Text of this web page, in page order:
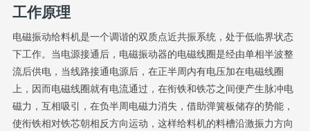
工作原理
电磁振动给料机是一个调谐的双质点近共振系统，处于低临界状态
下工作。当电源接通后，电磁振动器的电磁线圈是经由单相半波整
流后供电，当线路接通电源后，在正半周内有电压加在电磁线圈
上，因而电磁线圈就有电流通过，在衔铁和铁芯之间便产生脉冲电
磁力，互相吸引，在负半周电磁力消失，借助弹簧板储存的势能，
使衔铁相对铁芯朝相反方向运动，这样给料机的料槽沿激振力方向